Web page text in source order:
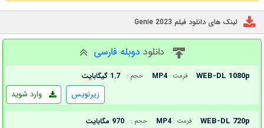
لینک های دانلود فیلم Genie 2023
دانلود دوبله فارسی
WEB-DL 1080p فرمت : MP4 حجم : 1.7 گیگابایت
وارد شوید زیرنویس
WEB-DL 720p فرمت : MP4 حجم : 970 مگابایت